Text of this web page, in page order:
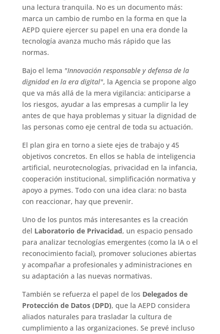
una lectura tranquila. No es un documento más:
marca un cambio de rumbo en la forma en que la
AEPD quiere ejercer su papel en una era donde la
tecnología avanza mucho más rápido que las
normas.
Bajo el lema "Innovación responsable y defensa de la
dignidad en la era digital", la Agencia se propone algo
que va más allá de la mera vigilancia: anticiparse a
los riesgos, ayudar a las empresas a cumplir la ley
antes de que haya problemas y situar la dignidad de
las personas como eje central de toda su actuación.
El plan gira en torno a siete ejes de trabajo y 45
objetivos concretos. En ellos se habla de inteligencia
artificial, neurotecnologías, privacidad en la infancia,
cooperación institucional, simplificación normativa y
apoyo a pymes. Todo con una idea clara: no basta
con reaccionar, hay que prevenir.
Uno de los puntos más interesantes es la creación
del Laboratorio de Privacidad, un espacio pensado
para analizar tecnologías emergentes (como la IA o el
reconocimiento facial), promover soluciones abiertas
y acompañar a profesionales y administraciones en
su adaptación a las nuevas normativas.
También se refuerza el papel de los Delegados de
Protección de Datos (DPD), que la AEPD considera
aliados naturales para trasladar la cultura de
cumplimiento a las organizaciones. Se prevé incluso